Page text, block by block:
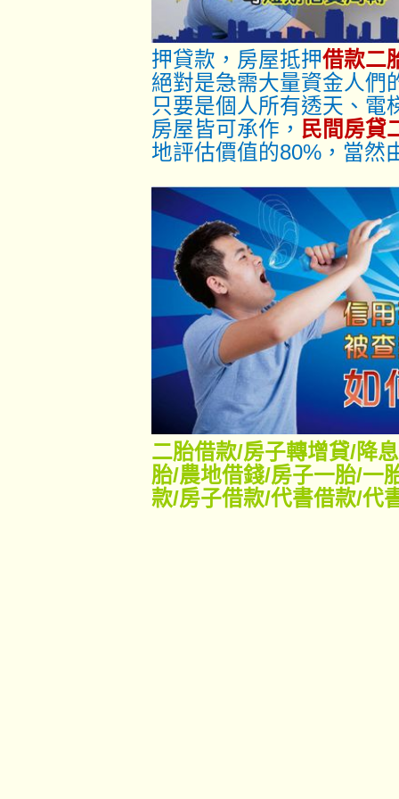
押貸款，房屋抵押借款二
絕對是急需大量資金人們
只要是個人所有透天、電
房屋皆可承作， 民間房貸
地評估價值的80%，當然
二胎借款/房子轉增貸/降
胎/農地借錢/房子一胎/一
款/房子借款/代書借款/代